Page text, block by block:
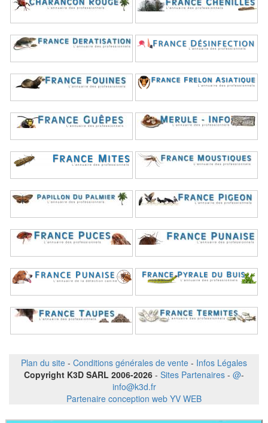
Plan du site - Conditions générales de vente - Infos Légales
Copyright K3D SARL 2006-2026 - Sites Partenaires - @-
info@k3d.fr
Partenaire conception web YV WEB